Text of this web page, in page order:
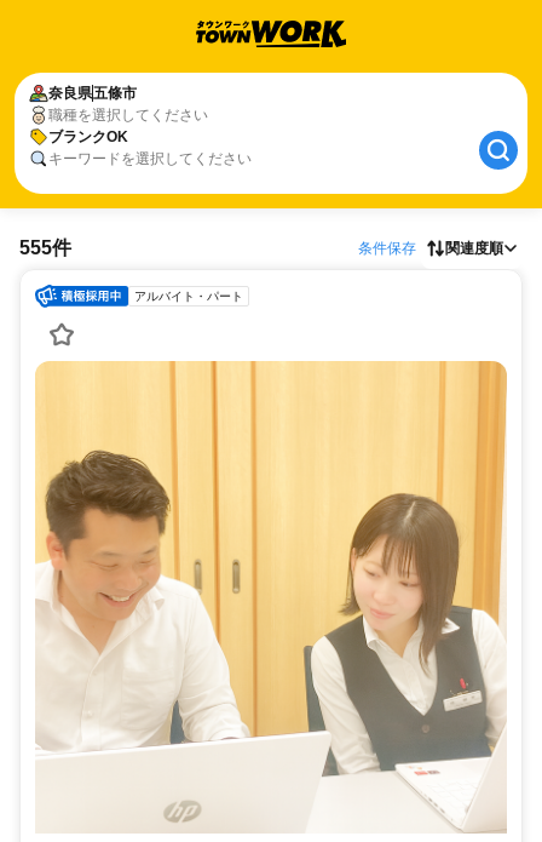
奈良県五條市
職種を選択してください
ブランクOK
キーワードを選択してください
555件 条件保存 関連度順
アルバイト・パート